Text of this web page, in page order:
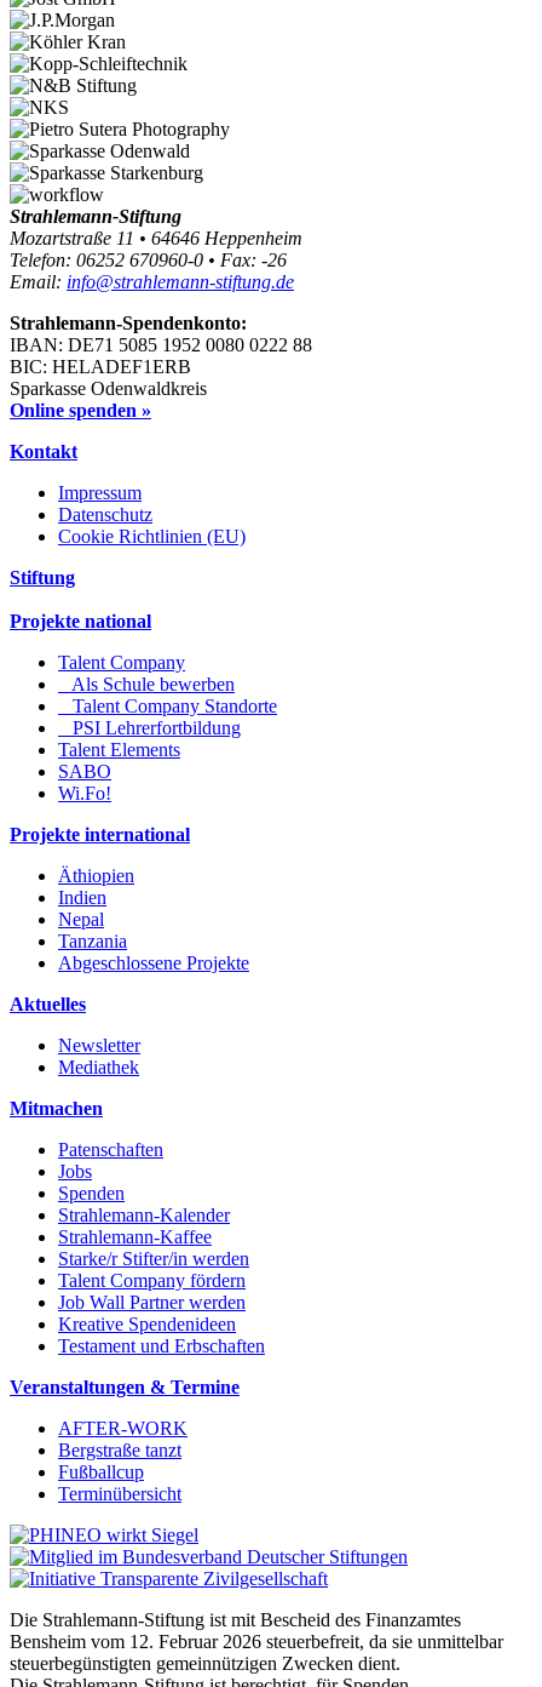
Strahlemann-Stiftung
Mozartstraße 11 • 64646 Heppenheim
Telefon: 06252 670960-0 • Fax: -26
Email: info@strahlemann-stiftung.de
Strahlemann-Spendenkonto:
IBAN: DE71 5085 1952 0080 0222 88
BIC: HELADEF1ERB
Sparkasse Odenwaldkreis
Online spenden »
Kontakt
Impressum
Datenschutz
Cookie Richtlinien (EU)
Stiftung
Projekte national
Talent Company
Als Schule bewerben
Talent Company Standorte
PSI Lehrerfortbildung
Talent Elements
SABO
Wi.Fo!
Projekte international
Äthiopien
Indien
Nepal
Tanzania
Abgeschlossene Projekte
Aktuelles
Newsletter
Mediathek
Mitmachen
Patenschaften
Jobs
Spenden
Strahlemann-Kalender
Strahlemann-Kaffee
Starke/r Stifter/in werden
Talent Company fördern
Job Wall Partner werden
Kreative Spendenideen
Testament und Erbschaften
Veranstaltungen & Termine
AFTER-WORK
Bergstraße tanzt
Fußballcup
Terminübersicht
Die Strahlemann-Stiftung ist mit Bescheid des Finanzamtes
Bensheim vom 12. Februar 2026 steuerbefreit, da sie unmittelbar
steuerbegünstigten gemeinnützigen Zwecken dient.